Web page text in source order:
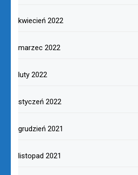
kwiecień 2022
marzec 2022
luty 2022
styczeń 2022
grudzień 2021
listopad 2021